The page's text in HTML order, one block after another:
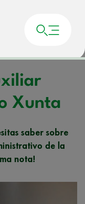
Xunta
saber sobre
de la
nota!